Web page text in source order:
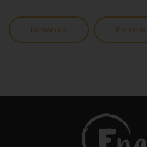
Numérique Politique